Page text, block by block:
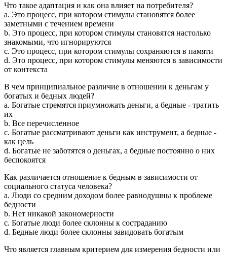
Что такое адаптация и как она влияет на потребителя?
a. Это процесс, при котором стимулы становятся более
заметными с течением времени
b. Это процесс, при котором стимулы становятся настолько
знакомыми, что игнорируются
c. Это процесс, при котором стимулы сохраняются в памяти
d. Это процесс, при котором стимулы меняются в зависимости
от контекста
В чем принципиальное различие в отношении к деньгам у
богатых и бедных людей?
a. Богатые стремятся приумножать деньги, а бедные - тратить
их
b. Все перечисленное
c. Богатые рассматривают деньги как инструмент, а бедные -
как цель
d. Богатые не заботятся о деньгах, а бедные постоянно о них
беспокоятся
Как различается отношение к бедным в зависимости от
социального статуса человека?
a. Люди со средним доходом более равнодушны к проблеме
бедности
b. Нет никакой закономерности
c. Богатые люди более склонны к состраданию
d. Бедные люди более склонны завидовать богатым
Что является главным критерием для измерения бедности или